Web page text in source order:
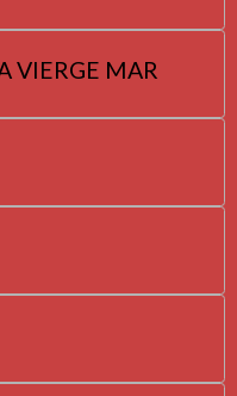
VIERGE MAR